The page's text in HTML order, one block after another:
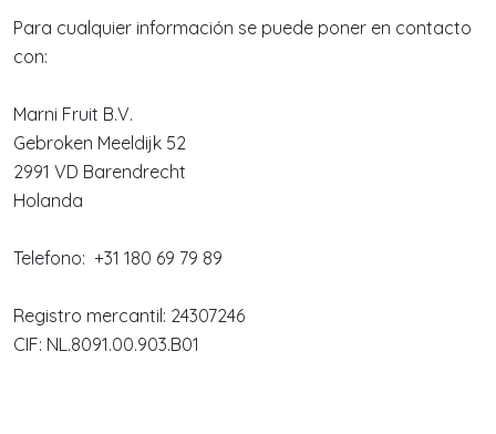
Para cualquier información se puede poner en contacto
con:
Marni Fruit B.V.
Gebroken Meeldijk 52
2991 VD Barendrecht
Holanda
Telefono: +31 180 69 79 89
Registro mercantil: 24307246
CIF: NL.8091.00.903.B01